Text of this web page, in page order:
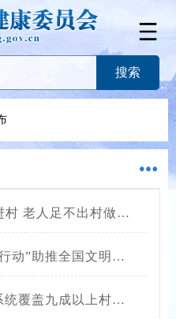
老人足不出村做检查
国文明城市创建提质增效
盖九成以上村卫生室